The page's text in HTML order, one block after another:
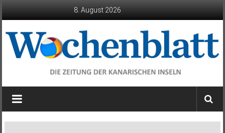
8. August 2026
Wochenblatt
die